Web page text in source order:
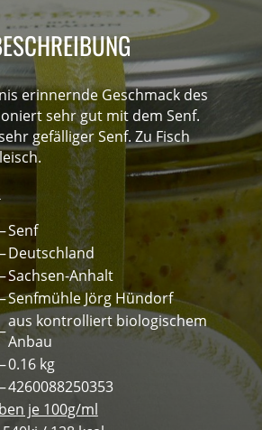
erinnernde Geschmack des
sehr gut mit dem Senf.
gefälliger Senf. Zu Fisch
–Senf
–Deutschland
–Sachsen-Anhalt
Senfmühle Jörg Hündorf
aus kontrolliert biologischem
Anbau
–0.16 kg
–4260088250353
je 100g/ml